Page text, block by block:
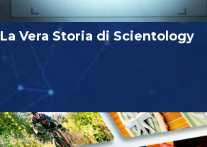
La Vera Storia di Scientology